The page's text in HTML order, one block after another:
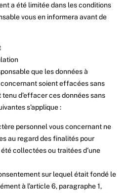
a été limitée dans les conditions
vous en informera avant de
que les données à
soient effacées sans
d’effacer ces données sans
s’applique :
personnel vous concernant ne
au regard des finalités pour
collectées ou traitées d’une
sur lequel était fondé le
à l’article 6, paragraphe 1,